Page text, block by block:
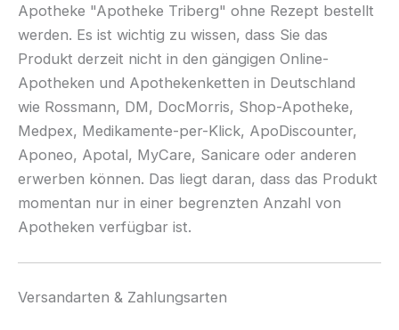
Apotheke "Apotheke Triberg" ohne Rezept bestellt
werden. Es ist wichtig zu wissen, dass Sie das
Produkt derzeit nicht in den gängigen Online-
Apotheken und Apothekenketten in Deutschland
wie Rossmann, DM, DocMorris, Shop-Apotheke,
Medpex, Medikamente-per-Klick, ApoDiscounter,
Aponeo, Apotal, MyCare, Sanicare oder anderen
erwerben können. Das liegt daran, dass das Produkt
momentan nur in einer begrenzten Anzahl von
Apotheken verfügbar ist.
Versandarten & Zahlungsarten